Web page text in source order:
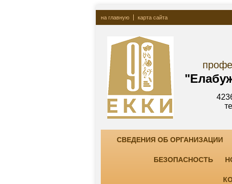
на главную карта сайта
"Елабужский
423600, РТ, г.
тел. +7(85557) 7-
СВЕДЕНИЯ ОБ ОРГАНИЗАЦИИ
БЕЗОПАСНОСТЬ